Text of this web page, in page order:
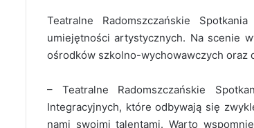
Teatralne Radomszczańskie
umiejętności artystycznych. Na scenie
ośrodków szkolno-wychowawczych oraz
– Teatralne Radomszczańskie
Integracyjnych, które odbywają się
nami swoimi talentami. Warto